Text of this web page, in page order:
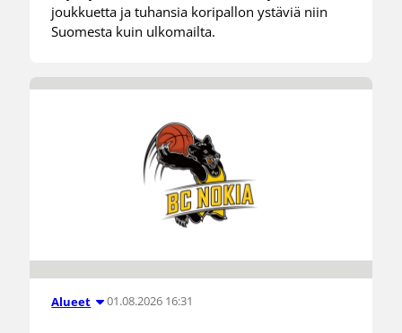
joukkuetta ja tuhansia koripallon ystäviä niin
Suomesta kuin ulkomailta.
Alueet 01.08.2026 16:31